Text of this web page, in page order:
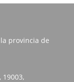
provincia de
19003,